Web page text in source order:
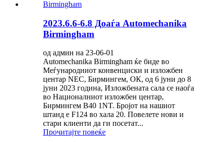
2023.6.6-6.8 Доаѓа Automechanika
Birmingham
од админ на 23-06-01
Automechanika Birmingham ќе биде во
Меѓународниот конвенциски и изложбен
центар NEC, Бирмингем, ОК, од 6 јуни до 8
јуни 2023 година, Изложбената сала се наоѓа
во Националниот изложбен центар,
Бирмингем B40 1NT. Бројот на нашиот
штанд е F124 во хала 20. Повелете нови и
стари клиенти да ги посетат...
Прочитајте повеќе